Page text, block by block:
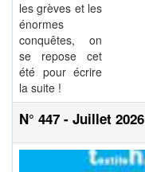
les grèves et les
énormes
conquêtes, on
se repose cet
été pour écrire
la suite !
N° 447 - Juillet 2026